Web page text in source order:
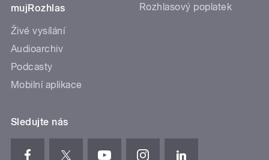
mujRozhlas
Živé vysílání
Audioarchiv
Podcasty
Mobilní aplikace
Rozhlasový poplatek
Sledujte nás